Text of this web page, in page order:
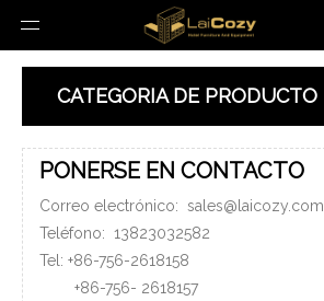
CATEGORIA DE PRODUCTO
PONERSE EN CONTACTO
Correo electrónico: sales@laicozy.com
Teléfono: 13823032582
Tel: +86-756-2618158
+86-756- 2618157